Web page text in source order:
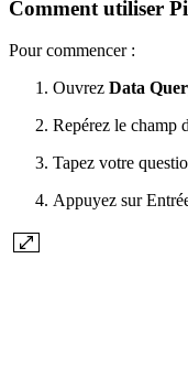
Comment utiliser
Pour commencer :
Ouvrez Data
Repérez le champ
Tapez votre
Appuyez sur